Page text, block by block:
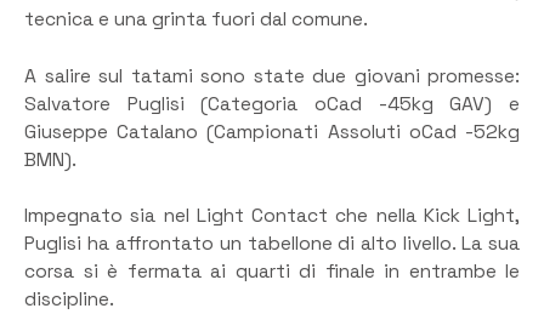
tecnica e una grinta fuori dal comune.
A salire sul tatami sono state due giovani promesse:
Salvatore Puglisi (Categoria oCad -45kg GAV) e
Giuseppe Catalano (Campionati Assoluti oCad -52kg
BMN).
Impegnato sia nel Light Contact che nella Kick Light,
Puglisi ha affrontato un tabellone di alto livello. La sua
corsa si è fermata ai quarti di finale in entrambe le
discipline.